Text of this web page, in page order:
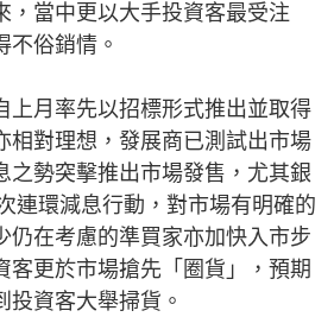
，當中更以大手投資客最受注
不俗銷情。
月率先以招標形式推出並取得
相對理想，發展商已測試出市場
之勢突擊推出市場發售，尤其銀
連環減息行動，對市場有明確的
仍在考慮的準買家亦加快入市步
客更於市場搶先「圈貨」，預期
投資客大舉掃貨。